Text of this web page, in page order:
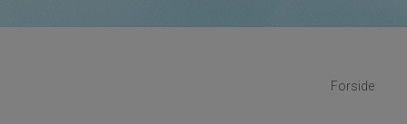
Forside